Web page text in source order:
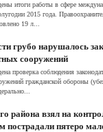
итоги работы в сфере
2015 года.
19 л...
грубо нарушалось
сооружений
проверка соблюдения
гражданской обороны
района взял на
пятеро